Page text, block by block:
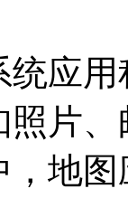
用
片
地